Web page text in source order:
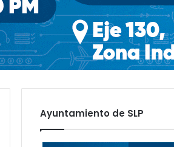
Ayuntamiento de SLP